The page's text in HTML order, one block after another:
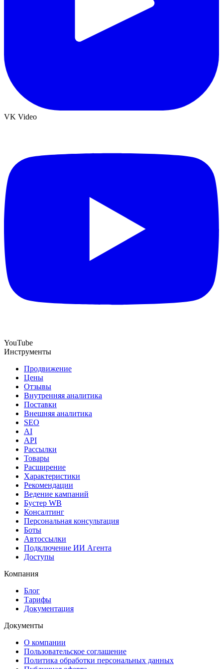
VK Video
YouTube
Инструменты
Продвижение
Цены
Отзывы
Внутренняя аналитика
Поставки
Внешняя аналитика
SEO
AI
API
Рассылки
Товары
Расширение
Характеристики
Рекомендации
Ведение кампаний
Бустер WB
Консалтинг
Персональная консультация
Боты
Автоссылки
Подключение ИИ Агента
Доступы
Компания
Блог
Тарифы
Документация
Документы
О компании
Пользовательское соглашение
Политика обработки персональных данных